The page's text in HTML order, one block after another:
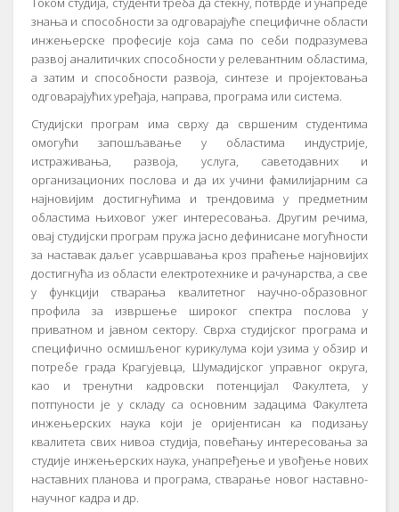
знања и способности за одговарајуће специфичне области
инжењерске професије која сама по себи подразумева
развој аналитичких способности у релевантним областима,
а затим и способности развоја, синтезе и пројектовања
одговарајућих уређаја, направа, програма или система.
Студијски програм има сврху да свршеним студентима
омогући запошљавање у областима индустрије,
истраживања, развоја, услуга, саветодавних и
организационих послова и да их учини фамилијарним са
најновијим достигнућима и трендовима у предметним
областима њиховог ужег интересовања. Другим речима,
овај студијски програм пружа јасно дефинисане могућности
за наставак даљег усавршавања кроз праћење најновијих
достигнућа из области електротехнике и рачунарства, а све
у функцији стварања квалитетног научно-образовног
профила за извршење широког спектра послова у
приватном и јавном сектору. Сврха студијског програма и
специфично осмишљеног курикулума који узима у обзир и
потребе града Крагујевца, Шумадијског управног округа,
као и тренутни кадровски потенцијал Факултета, у
потпуности је у складу са основним задацима Факултета
инжењерских наука који је оријентисан ка подизању
квалитета свих нивоа студија, повећању интересовања за
студије инжењерских наука, унапређење и увођење нових
наставних планова и програма, стварање новог наставно-
научног кадра и др.